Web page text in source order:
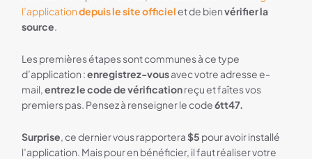
l’applicationdepuis le site officielet de bienvérifier la
source.
Les premières étapes sont communes à ce type
d’application :enregistrez-vousavec votre adresse e-
mail,entrez le code de vérificationreçu et faîtes vos
premiers pas. Pensez à renseigner le code6tt47.
Surprise, ce dernier vous rapportera$5 pour avoir installé
l’application. Mais pour en bénéficier, il faut réaliser votre